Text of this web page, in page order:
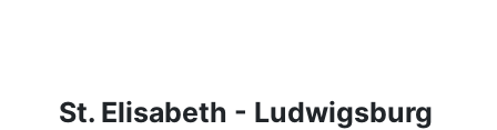
St. Elisabeth - Ludwigsburg